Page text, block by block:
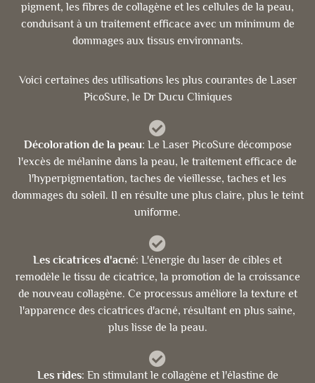
pigment, les fibres de collagène et les cellules de la peau,
conduisant à un traitement efficace avec un minimum de
dommages aux tissus environnants.
Voici certaines des utilisations les plus courantes de Laser
PicoSure, le Dr Ducu Cliniques
Décoloration de la peau: Le Laser PicoSure décompose
l'excès de mélanine dans la peau, le traitement efficace de
l'hyperpigmentation, taches de vieillesse, taches et les
dommages du soleil. Il en résulte une plus claire, plus le teint
uniforme.
Les cicatrices d'acné: L'énergie du laser de cibles et
remodèle le tissu de cicatrice, la promotion de la croissance
de nouveau collagène. Ce processus améliore la texture et
l'apparence des cicatrices d'acné, résultant en plus saine,
plus lisse de la peau.
Les rides: En stimulant le collagène et l'élastine de